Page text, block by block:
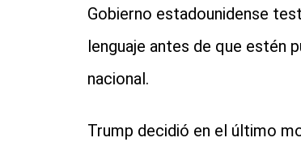
Gobierno estadounidense
lenguaje antes de que estén
nacional.
Trump decidió en el último